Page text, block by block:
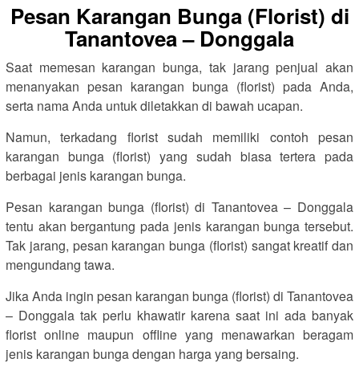
Pesan Karangan Bunga (Florist) di
Tanantovea – Donggala
Saat memesan karangan bunga, tak jarang penjual akan
menanyakan pesan karangan bunga (florist) pada Anda,
serta nama Anda untuk diletakkan di bawah ucapan.
Namun, terkadang florist sudah memiliki contoh pesan
karangan bunga (florist) yang sudah biasa tertera pada
berbagai jenis karangan bunga.
Pesan karangan bunga (florist) di Tanantovea – Donggala
tentu akan bergantung pada jenis karangan bunga tersebut.
Tak jarang, pesan karangan bunga (florist) sangat kreatif dan
mengundang tawa.
Jika Anda ingin pesan karangan bunga (florist) di Tanantovea
– Donggala tak perlu khawatir karena saat ini ada banyak
florist online maupun offline yang menawarkan beragam
jenis karangan bunga dengan harga yang bersaing.